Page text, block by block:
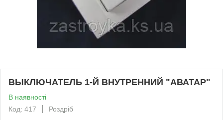
ВЫКЛЮЧАТЕЛЬ 1-Й ВНУТРЕННИЙ "АВАТАР"
В наявності
Код: 417
Роздріб